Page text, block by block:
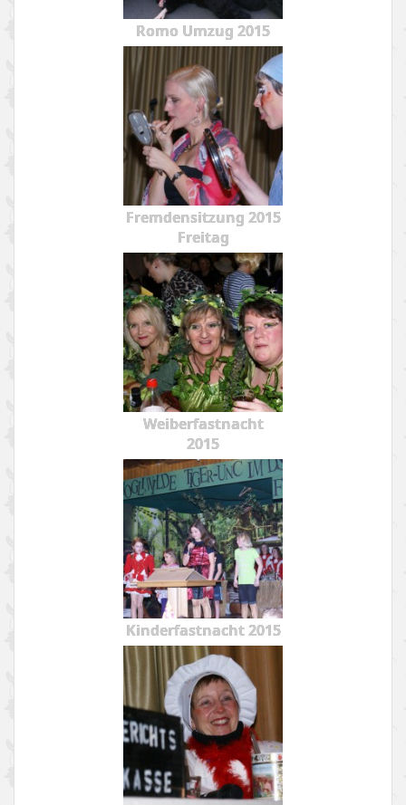
Romo Umzug 2015
Fremdensitzung 2015
Freitag
Weiberfastnacht
2015
Kinderfastnacht 2015